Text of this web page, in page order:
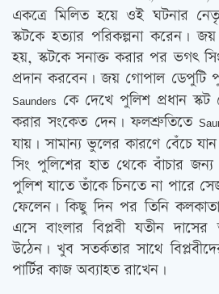
একত্রে মিলিত হয়ে ওই ঘটনার
স্কটকে হত্যার পরিকল্পনা করেন।
হয়, স্কটকে সনাক্ত করার পর ভগৎ
প্রদান করবেন। জয় গোপাল ডেপুটি
Saunders
কে দেখে পুলিশ প্রধান
করার সংকেত দেন। ফলশ্রুতিতে
যায়। সামান্য ভুলের কারণে বেঁচে
সিং পুলিশের হাত থেকে বাঁচার
পুলিশ যাতে তাঁকে চিনতে না পারে
ফেলেন। কিছু দিন পর তিনি
এসে বাংলার বিপ্লবী যতীন
উঠেন। খুব সতর্কতার সাথে
পার্টির কাজ অব্যাহত রাখেন।